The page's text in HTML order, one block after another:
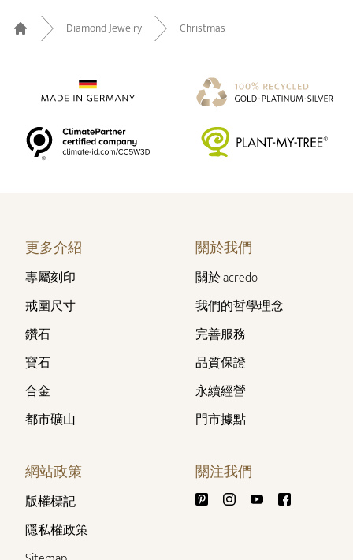
Home
Diamond Jewelry Christmas
更多介紹
專屬刻印
戒圍尺寸
鑽石
寶石
合金
都市礦山
關於我們
關於 acredo
我們的哲學理念
完善服務
品質保證
永續經營
門市據點
網站政策
版權標記
隱私權政策
關注我們